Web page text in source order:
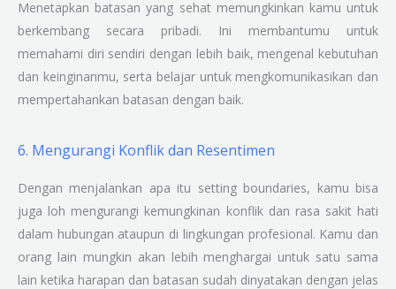
Menetapkan batasan yang sehat memungkinkan kamu untuk
berkembang secara pribadi. Ini membantumu untuk
memahami diri sendiri dengan lebih baik, mengenal kebutuhan
dan keinginanmu, serta belajar untuk mengkomunikasikan dan
mempertahankan batasan dengan baik.
6. Mengurangi Konflik dan Resentimen
Dengan menjalankan apa itu setting boundaries, kamu bisa
juga loh mengurangi kemungkinan konflik dan rasa sakit hati
dalam hubungan ataupun di lingkungan profesional. Kamu dan
orang lain mungkin akan lebih menghargai untuk satu sama
lain ketika harapan dan batasan sudah dinyatakan dengan jelas